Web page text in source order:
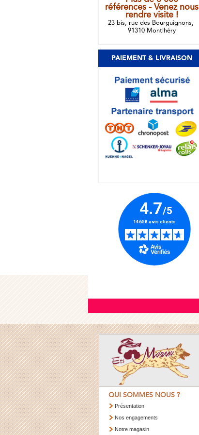
références - Venez nous
rendre visite !
23 bis, rue des Bourguignons,
91310 Montlhéry
PAIEMENT & LIVRAISON
QUI SOMMES NOUS ?
Présentation
Nos engagements
Notre magasin